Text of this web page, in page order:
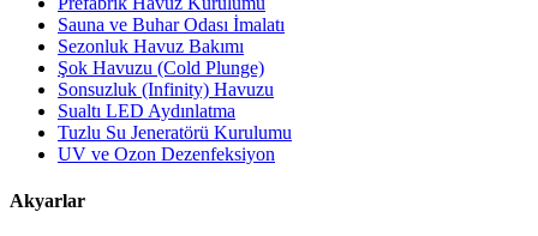
Sauna ve Buhar Odası İmalatı
Sezonluk Havuz Bakımı
Şok Havuzu (Cold Plunge)
Sonsuzluk (Infinity) Havuzu
Sualtı LED Aydınlatma
Tuzlu Su Jeneratörü Kurulumu
UV ve Ozon Dezenfeksiyon
Akyarlar